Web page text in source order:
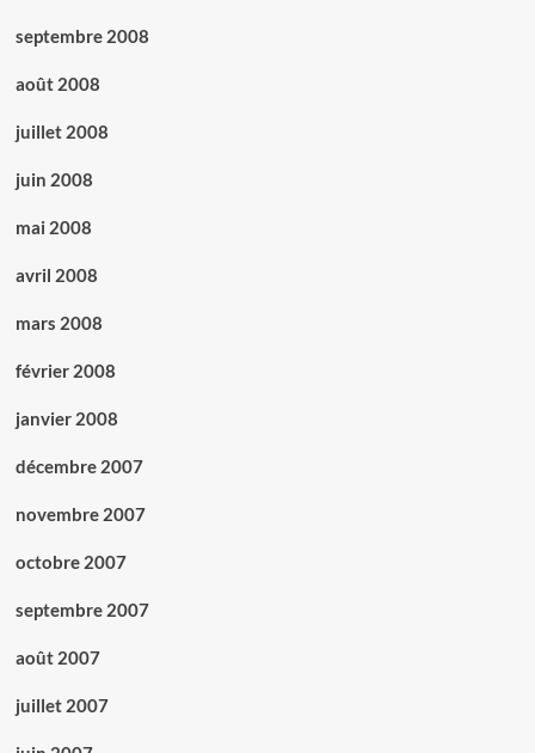
septembre 2008
août 2008
juillet 2008
juin 2008
mai 2008
avril 2008
mars 2008
février 2008
janvier 2008
décembre 2007
novembre 2007
octobre 2007
septembre 2007
août 2007
juillet 2007